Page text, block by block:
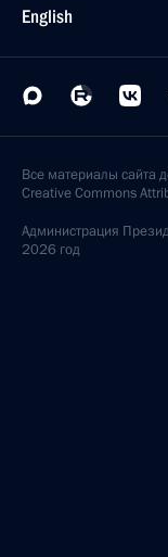
English
Все материалы сайта
Creative Commons
Администрация
2026 год